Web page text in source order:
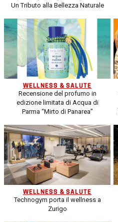
Un Tributo alla Bellezza Naturale
WELLNESS & SALUTE
Recensione del profumo in
edizione limitata di Acqua di
Parma “Mirto di Panarea”
WELLNESS & SALUTE
Technogym porta il wellness a
Zurigo